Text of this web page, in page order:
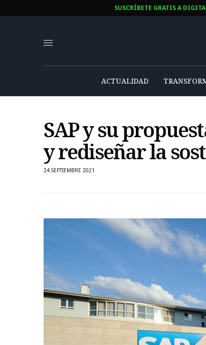
SUSCRÍBETE GRATIS A
ACTUALIDAD
SAP y su
y rediseñar la
24 SEPTIEMBRE 2021